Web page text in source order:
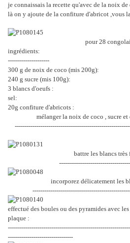
je connaissais la recette qu'avec de la noix de
là on y ajoute de la confiture d'abricot ,vous
pour 28
ingrédients:
---------------------
300 g de noix de coco (mis 200g):
240 g sucre (mis 100g):
3 blancs d'oeufs :
sel:
20g confiture d'abricots :
mélanger la noix de coco , sucre
battre les blancs très
incorporez délicatement les
effectué des boules ou des pyramides avec
plaque :
---------------------------------